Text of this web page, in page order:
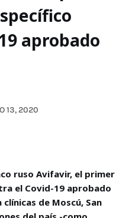
aprobado
13, 2020
ruso Avifavir, el primer
el Covid-19 aprobado
de Moscú, San